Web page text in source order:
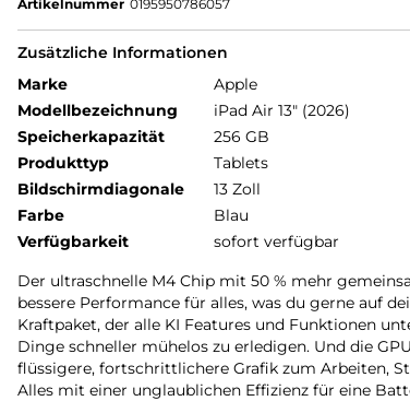
Artikelnummer 0195950786057
Zusätzliche Informationen
Marke
Apple
Modellbezeichnung
iPad Air 13" (2026)
Speicherkapazität
256 GB
Produkttyp
Tablets
Bildschirmdiagonale
13 Zoll
Farbe
Blau
Verfügbarkeit
sofort verfügbar
Der ultra­schnelle M4 Chip mit 50 % mehr
bessere Per­for­mance für alles, was du gerne auf
Kraft­paket, der alle KI Features und Funk­tionen
Dinge schneller mühelos zu erle­digen. Und die
flüssigere, fort­schritt­lichere Grafik zum Arbeiten,
Alles mit einer unglaub­lichen Effizienz für eine